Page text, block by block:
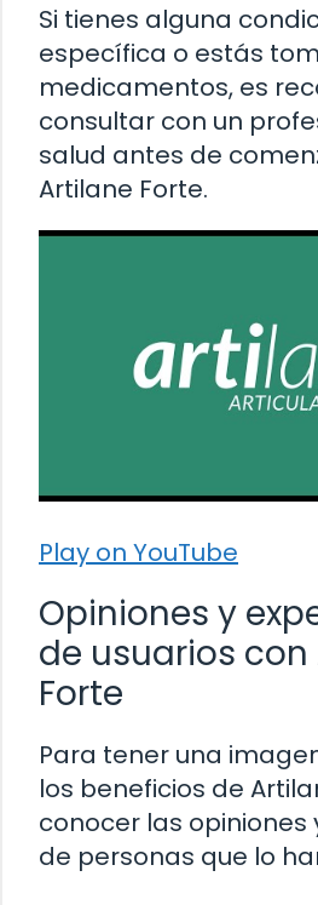
Si tienes alguna
específica o estás
medicamentos, es
consultar con un
salud antes de
Artilane Forte.
Play on YouTube
Opiniones y
de usuarios
Forte
Para tener una
los beneficios de
conocer las opiniones
de personas que lo